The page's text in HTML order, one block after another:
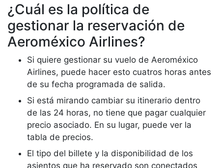
¿Cuál es la política de
gestionar la reservación de
Aeroméxico Airlines?
Si quiere gestionar su vuelo de Aeroméxico
Airlines, puede hacer esto cuatros horas antes
de su fecha programada de salida.
Si está mirando cambiar su itinerario dentro
de las 24 horas, no tiene que pagar cualquier
precio asociado. En su lugar, puede ver la
tabla de precios.
El tipo del billete y la disponibilidad de los
asientos que ha reservado son conectados